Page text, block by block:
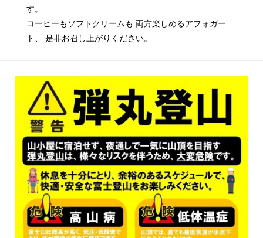
す。
コーヒーもソフトクリームも 両方楽しめるアフォガー
ト、 是非お召し上がりください。